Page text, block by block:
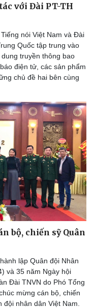
với Đài PT-TH
nói Việt Nam và Đài
Quốc tập trung vào
truyền thông bao
điện tử, các sản phẩm
chủ đề hai bên cùng
bộ, chiến sỹ Quân
lập Quân đội Nhân
và 35 năm Ngày hội
Đài TNVN do Phó Tổng
mừng cán bộ, chiến
nhân dân Việt Nam.